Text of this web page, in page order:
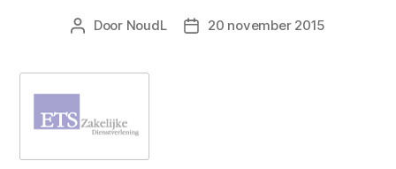
Door NoudL 20 november 2015